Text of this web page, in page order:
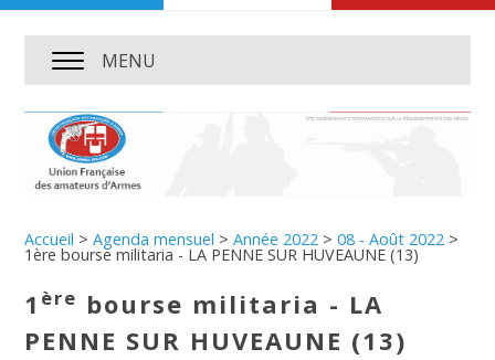
MENU
Accueil >Agenda mensuel >Année 2022 >08 - Août 2022 >
1ère bourse militaria - LA PENNE SUR HUVEAUNE (13)
1 ère bourse militaria - LA
PENNE SUR HUVEAUNE (13)